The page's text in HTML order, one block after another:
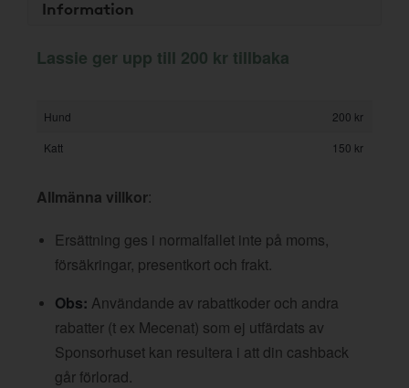
Information
Lassie ger upp till 200 kr tillbaka
Hund
200 kr
Katt
150 kr
Allmänna villkor:
Ersättning ges i normalfallet inte på moms,
försäkringar, presentkort och frakt.
Obs: Användande av rabattkoder och andra
rabatter (t ex Mecenat) som ej utfärdats av
Sponsorhuset kan resultera i att din cashback
går förlorad.